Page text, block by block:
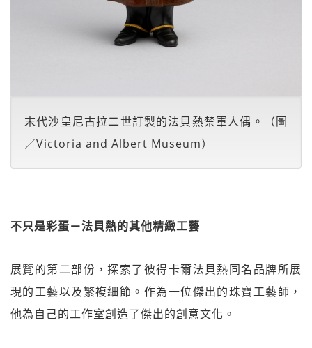
末代沙皇尼古拉二世訂製的法貝熱禁軍人偶。（圖
／Victoria and Albert Museum）
不只是彩蛋－法貝熱的其他精緻工藝
展覽的第二部份，探索了彼得卡爾法貝熱同名品牌所展
現的工藝以及繁複細節。作為一位傑出的珠寶工藝師，
他為自己的工作室創造了傑出的創意文化。